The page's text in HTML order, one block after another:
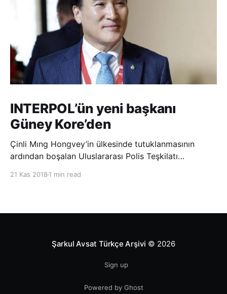
INTERPOL’ün yeni başkanı
Güney Kore’den
Çinli Mıng Hongvey’in ülkesinde tutuklanmasının
ardından boşalan Uluslararası Polis Teşkilatı
21 Kas 2018 1 min read
Şarkul Avsat Türkçe Arşivi © 2026
Sign up
Powered by Ghost